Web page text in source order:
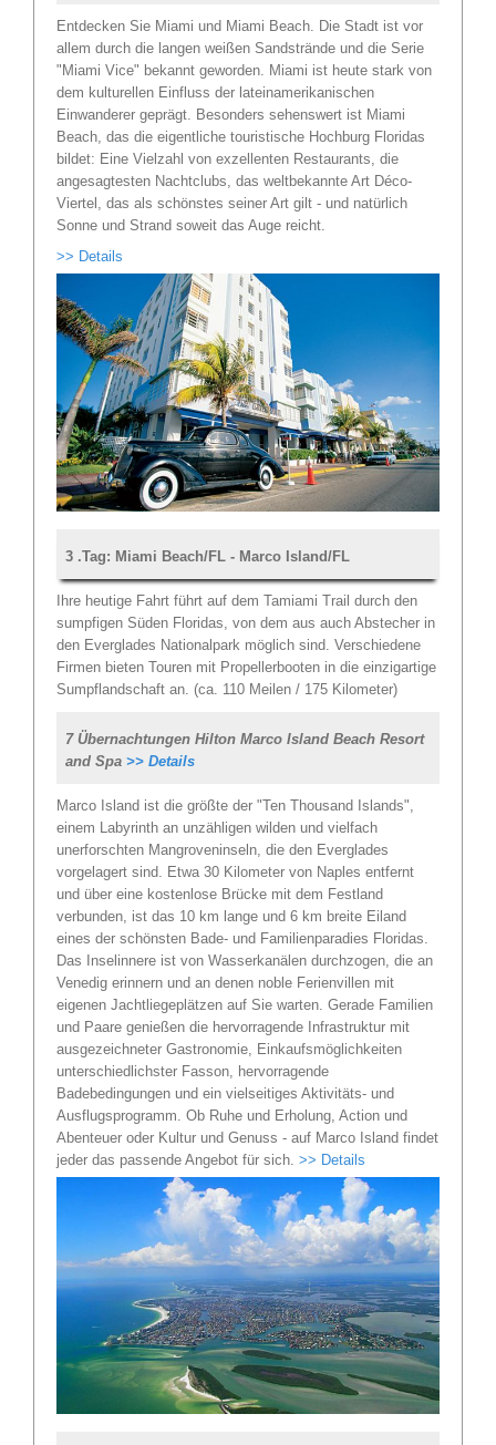
Entdecken Sie Miami und Miami Beach. Die Stadt ist vor
allem durch die langen weißen Sandstrände und die Serie
"Miami Vice" bekannt geworden. Miami ist heute stark von
dem kulturellen Einfluss der lateinamerikanischen
Einwanderer geprägt. Besonders sehenswert ist Miami
Beach, das die eigentliche touristische Hochburg Floridas
bildet: Eine Vielzahl von exzellenten Restaurants, die
angesagtesten Nachtclubs, das weltbekannte Art Déco-
Viertel, das als schönstes seiner Art gilt - und natürlich
Sonne und Strand soweit das Auge reicht.
>> Details
3 .Tag: Miami Beach/FL - Marco Island/FL
Ihre heutige Fahrt führt auf dem Tamiami Trail durch den
sumpfigen Süden Floridas, von dem aus auch Abstecher in
den Everglades Nationalpark möglich sind. Verschiedene
Firmen bieten Touren mit Propellerbooten in die einzigartige
Sumpflandschaft an. (ca. 110 Meilen / 175 Kilometer)
7 Übernachtungen Hilton Marco Island Beach Resort
and Spa >> Details
Marco Island ist die größte der "Ten Thousand Islands",
einem Labyrinth an unzähligen wilden und vielfach
unerforschten Mangroveninseln, die den Everglades
vorgelagert sind. Etwa 30 Kilometer von Naples entfernt
und über eine kostenlose Brücke mit dem Festland
verbunden, ist das 10 km lange und 6 km breite Eiland
eines der schönsten Bade- und Familienparadies Floridas.
Das Inselinnere ist von Wasserkanälen durchzogen, die an
Venedig erinnern und an denen noble Ferienvillen mit
eigenen Jachtliegeplätzen auf Sie warten. Gerade Familien
und Paare genießen die hervorragende Infrastruktur mit
ausgezeichneter Gastronomie, Einkaufsmöglichkeiten
unterschiedlichster Fasson, hervorragende
Badebedingungen und ein vielseitiges Aktivitäts- und
Ausflugsprogramm. Ob Ruhe und Erholung, Action und
Abenteuer oder Kultur und Genuss - auf Marco Island findet
jeder das passende Angebot für sich. >> Details